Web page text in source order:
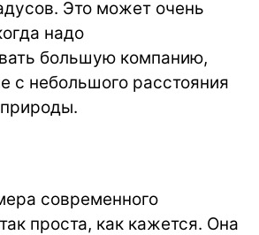
Это может очень
надо
большую компанию,
с небольшого расстояния
современного
проста, как кажется. Она